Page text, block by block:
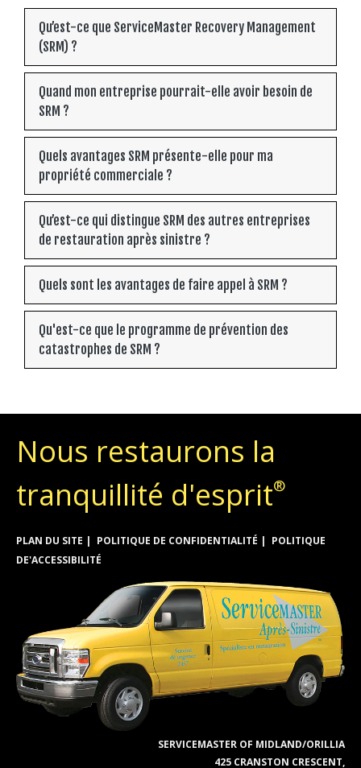
Qu’est-ce que ServiceMaster Recovery Management
(SRM) ?
Quand mon entreprise pourrait-elle avoir besoin de
SRM ?
Quels avantages SRM présente-elle pour ma
propriété commerciale ?
Qu’est-ce qui distingue SRM des autres entreprises
de restauration après sinistre ?
Quels sont les avantages de faire appel à SRM ?
Qu'est-ce que le programme de prévention des
catastrophes de SRM ?
Nous restaurons la
tranquillité d'esprit®
PLAN DU SITE POLITIQUE DE CONFIDENTIALITÉ
POLITIQUE
DE'ACCESSIBILITÉ
SERVICEMASTER OF MIDLAND/ORILLIA
425 CRANSTON CRESCENT,